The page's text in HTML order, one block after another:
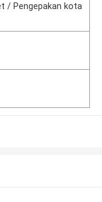
/ Pengepakan kota